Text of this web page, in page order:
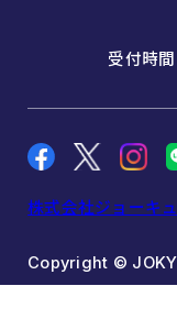
受付時
株式会社ジョーキ
Copyright ©